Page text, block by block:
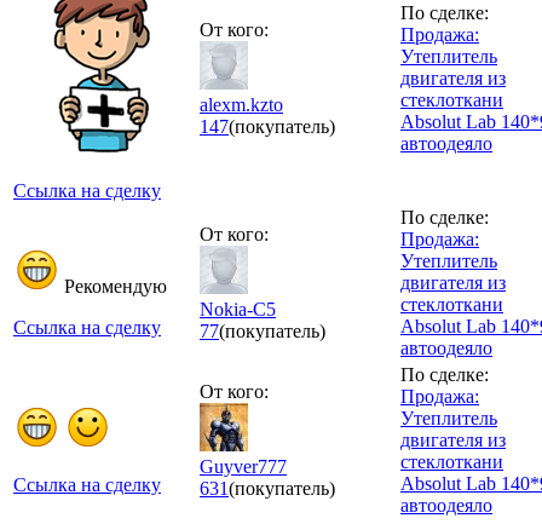
Ссылка на сделку
От кого:
alexm.kzto
147(покупатель)
По сделке:
Продажа:
Утеплитель
двигателя из
стеклоткани
Absolut Lab
автоодеяло
Рекомендую
Ссылка на сделку
От кого:
Nokia-C5
77(покупатель)
По сделке:
Продажа:
Утеплитель
двигателя из
стеклоткани
Absolut Lab
автоодеяло
Ссылка на сделку
От кого:
Guyver777
631(покупатель)
По сделке:
Продажа:
Утеплитель
двигателя из
стеклоткани
Absolut Lab
автоодеяло